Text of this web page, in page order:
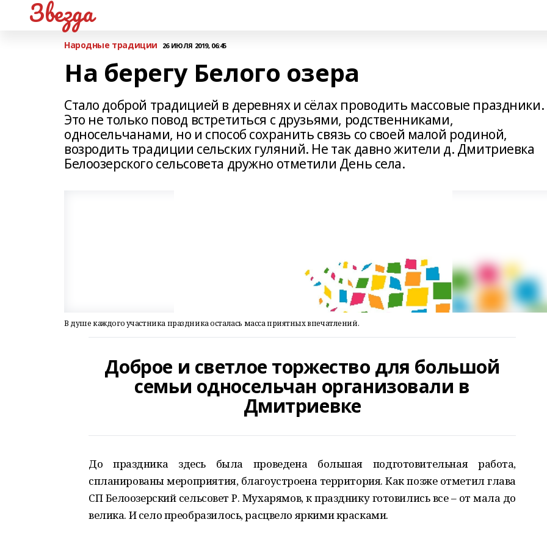
Звезда
Народные традиции 26 ИЮЛЯ 2019, 06:45
На берегу Белого озера
Стало доброй традицией в деревнях и сёлах проводить массовые праздники.
Это не только повод встретиться с друзьями, родственниками,
односельчанами, но и способ сохранить связь со своей малой родиной,
возродить традиции сельских гуляний. Не так давно жители д. Дмитриевка
Белоозерского сельсовета дружно отметили День села.
В душе каждого участника праздника осталась масса приятных впечатлений.
Доброе и светлое торжество для большой
семьи односельчан организовали в
Дмитриевке
До праздника здесь была проведена большая подготовительная работа,
спланированы мероприятия, благоустроена территория. Как позже отметил глава
СП Белоозерский сельсовет Р. Мухарямов, к празднику готовились все – от мала до
велика. И село преобразилось, расцвело яркими красками.